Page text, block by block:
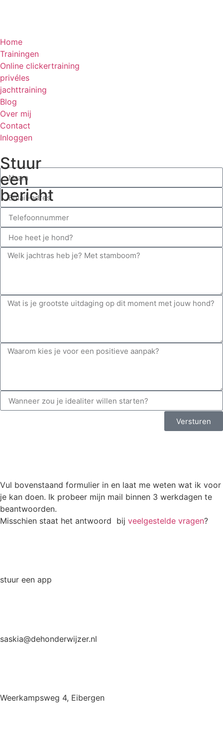
Home
Trainingen
Online clickertraining
privéles
jachttraining
Blog
Over mij
Contact
Inloggen
Stuur
een
bericht
Versturen
Vul bovenstaand formulier in en laat me weten wat ik voor
je kan doen. Ik probeer mijn mail binnen 3 werkdagen te
beantwoorden.
Misschien staat het antwoord bij veelgestelde vragen?
stuur een app
saskia@dehonderwijzer.nl
Weerkampsweg 4, Eibergen